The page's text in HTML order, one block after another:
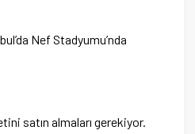
Nef Stadyumu’nda
satın almaları gerekiyor.